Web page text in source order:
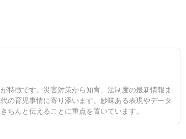
特徴です。災害対策から知育、法制度の最新情報ま
の育児事情に寄り添います。妙味ある表現やデータ
ちんと伝えることに重点を置いています。